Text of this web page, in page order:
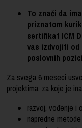
To znači da
priznatom
sertifikat ICM
vas izdvojiti od
poslovnih
Za svega 6 meseci
projektima, za koje je
razvoj, vođenje i
napredne